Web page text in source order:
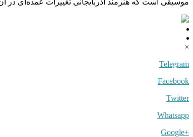
×
Telegram
Facebook
Twitter
Whatsapp
+Google